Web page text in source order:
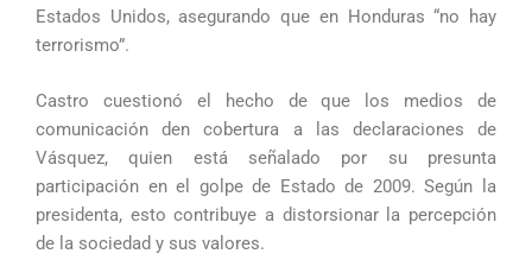
Estados Unidos, asegurando que en Honduras “no hay
terrorismo”.
Castro cuestionó el hecho de que los medios de
comunicación den cobertura a las declaraciones de
Vásquez, quien está señalado por su presunta
participación en el golpe de Estado de 2009. Según la
presidenta, esto contribuye a distorsionar la percepción
de la sociedad y sus valores.